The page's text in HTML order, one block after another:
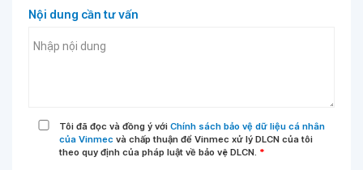
Nội dung cần tư vấn
Tôi đã đọc và đồng ý với Chính sách bảo vệ dữ liệu cá nhân
của Vinmec và chấp thuận để Vinmec xử lý DLCN của tôi
theo quy định của pháp luật về bảo vệ DLCN. *